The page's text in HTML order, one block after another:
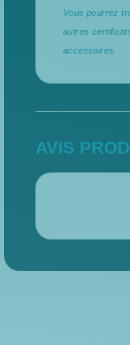
Vous pourrez
autres
accessoires.
AVIS